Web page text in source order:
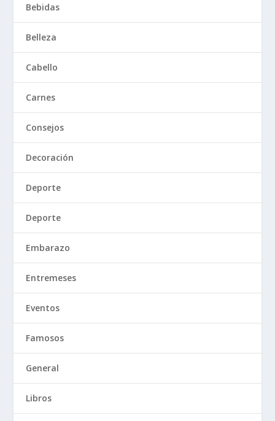
Bebidas
Belleza
Cabello
Carnes
Consejos
Decoración
Deporte
Deporte
Embarazo
Entremeses
Eventos
Famosos
General
Libros